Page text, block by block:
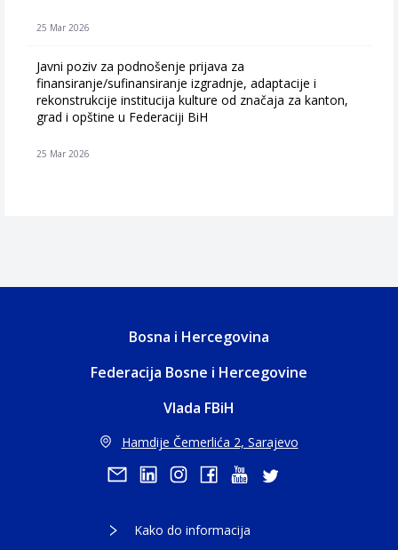
25 Mar 2026
Javni poziv za podnošenje prijava za
finansiranje/sufinansiranje izgradnje, adaptacije i
rekonstrukcije institucija kulture od značaja za kanton,
grad i opštine u Federaciji BiH
25 Mar 2026
Bosna i Hercegovina
Federacija Bosne i Hercegovine
Vlada FBiH
Hamdije Čemerlića 2, Sarajevo
Kako do informacija